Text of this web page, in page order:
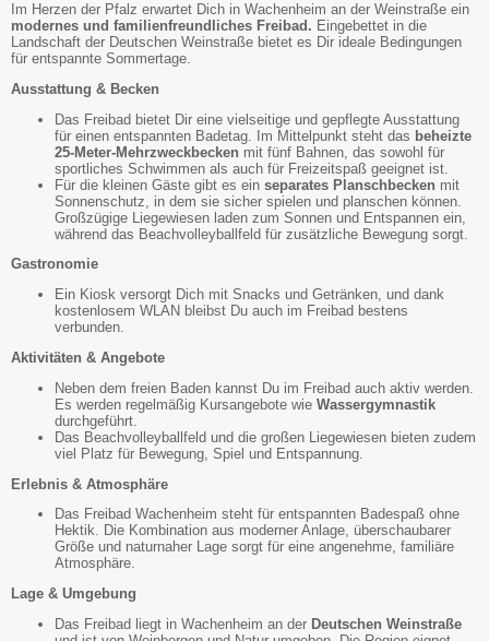
Im Herzen der Pfalz erwartet Dich in Wachenheim an der Weinstraße ein
modernes und familienfreundliches Freibad. Eingebettet in die
Landschaft der Deutschen Weinstraße bietet es Dir ideale Bedingungen
für entspannte Sommertage.
Ausstattung & Becken
Das Freibad bietet Dir eine vielseitige und gepflegte Ausstattung
für einen entspannten Badetag. Im Mittelpunkt steht das beheizte
25-Meter-Mehrzweckbecken mit fünf Bahnen, das sowohl für
sportliches Schwimmen als auch für Freizeitspaß geeignet ist.
Für die kleinen Gäste gibt es ein separates Planschbecken mit
Sonnenschutz, in dem sie sicher spielen und planschen können.
Großzügige Liegewiesen laden zum Sonnen und Entspannen ein,
während das Beachvolleyballfeld für zusätzliche Bewegung sorgt.
Gastronomie
Ein Kiosk versorgt Dich mit Snacks und Getränken, und dank
kostenlosem WLAN bleibst Du auch im Freibad bestens
verbunden.
Aktivitäten & Angebote
Neben dem freien Baden kannst Du im Freibad auch aktiv werden.
Es werden regelmäßig Kursangebote wie Wassergymnastik
durchgeführt.
Das Beachvolleyballfeld und die großen Liegewiesen bieten zudem
viel Platz für Bewegung, Spiel und Entspannung.
Erlebnis & Atmosphäre
Das Freibad Wachenheim steht für entspannten Badespaß ohne
Hektik. Die Kombination aus moderner Anlage, überschaubarer
Größe und naturnaher Lage sorgt für eine angenehme, familiäre
Atmosphäre.
Lage & Umgebung
Das Freibad liegt in Wachenheim an der Deutschen Weinstraße